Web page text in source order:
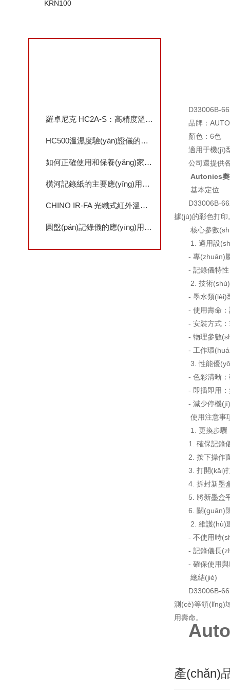
KRN100
羅卓尼克 HC2A-S：高精度溫濕度傳感器，護(hù)航制藥數(shù)據(jù)中心控環(huán)與合規(guī)
HC500溫濕度驗(yàn)證儀的測(cè)試原理及優(yōu)點(diǎn)
如何正確使用和保養(yǎng)家用溫濕度計(jì)？
橫河記錄紙的主要應(yīng)用一起了解下
CHINO IR-FA 光纖式紅外溫度儀：復(fù)雜環(huán)境高精度非接觸測(cè)溫解析
圓盤(pán)記錄儀的應(yīng)用領(lǐng)域
D33006B-
品牌：
顏色：6色
適用于機(jī)
公司還提供各
Autonics奧
基本定位
D33006B-
據(jù)的彩色打印
核心參數
1. 適用設
- 專(zhuān)
- 記錄儀特性
2. 技術
- 墨水類(lèi)
- 使用壽命
- 安裝方式：
- 物理參數
- 工作環
3. 性能優
- 色彩清晰：
- 即插即用
- 減少停機(jī)
使用注意事
1. 更換步驟
1. 確保記錄
2. 按下操作
3. 打開(kāi)
4. 拆封新墨盒
5. 將新墨盒
6. 關(guān)
2. 維護(hù)
- 不使用時
- 記錄儀長
- 確保使用
總結(jié)
D33006B-
測(cè)等領(lǐng)
用壽命。
產(chǎn)